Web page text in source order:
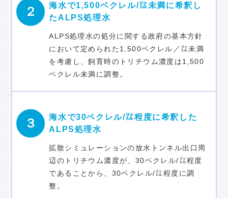
２
海水で1,500ベクレル/㍑未満に希釈し
たALPS処理水
ALPS処理水の処分に関する政府の基本方針
において定められた1,500ベクレル／㍑未満
を考慮し、飼育時のトリチウム濃度は1,500
ベクレル未満に調整。
３
海水で30ベクレル/㍑程度に希釈した
ALPS処理水
拡散シミュレーションの放水トンネル出口周
辺のトリチウム濃度が、30ベクレル/㍑程度
であることから、30ベクレル/㍑程度に調
整。